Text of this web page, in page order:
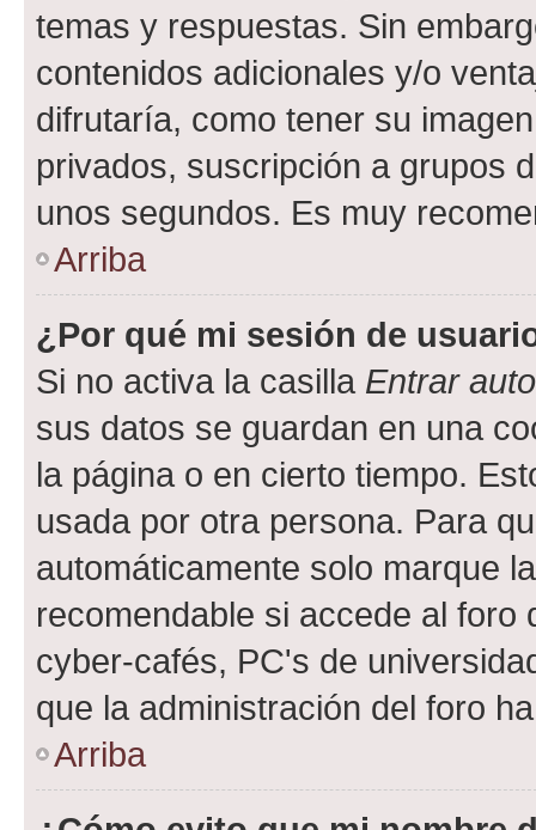
temas y respuestas. Sin
contenidos adicionales y/o
difrutaría, como tener su
privados, suscripción a grupos
unos segundos. Es muy
Arriba
¿Por qué mi sesión de
Si no activa la casilla Entrar
sus datos se guardan en una
la página o en cierto tiempo.
usada por otra persona. Para
automáticamente solo marque
recomendable si accede al foro
cyber-cafés, PC's de
que la administración del foro
Arriba